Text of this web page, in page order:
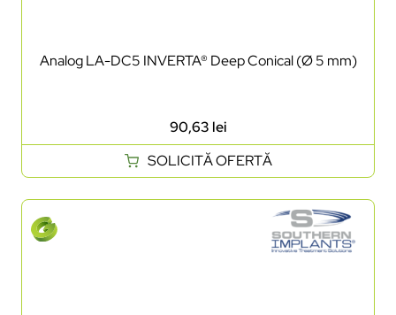
Analog LA-DC5 INVERTA® Deep Conical (Ø 5 mm)
90,63 lei
SOLICITĂ OFERTĂ